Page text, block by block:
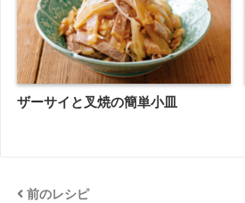
ザーサイと叉焼の簡単小皿
前のレシピ